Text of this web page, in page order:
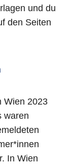
und du
den Seiten
Wien 2023
waren
In Wien